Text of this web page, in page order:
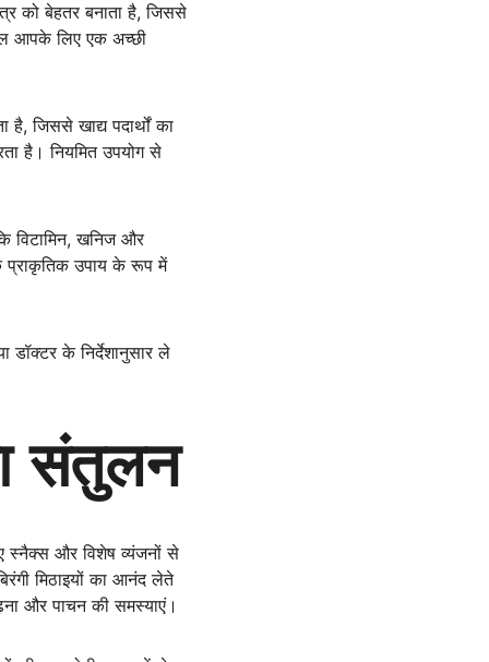
को बेहतर बनाता है, जिससे
आपके लिए एक अच्छी
जिससे खाद्य पदार्थों का
है। नियमित उपयोग से
विटामिन, खनिज और
प्राकृतिक उपाय के रूप में
के निर्देशानुसार ले
संतुलन
स्नैक्स और विशेष व्यंजनों से
मिठाइयों का आनंद लेते
और पाचन की समस्याएं।